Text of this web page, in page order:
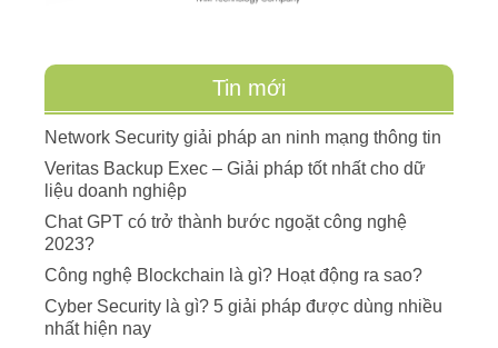
Tin mới
Network Security giải pháp an ninh mạng thông tin
Veritas Backup Exec – Giải pháp tốt nhất cho dữ
liệu doanh nghiệp
Chat GPT có trở thành bước ngoặt công nghệ
2023?
Công nghệ Blockchain là gì? Hoạt động ra sao?
Cyber Security là gì? 5 giải pháp được dùng nhiều
nhất hiện nay